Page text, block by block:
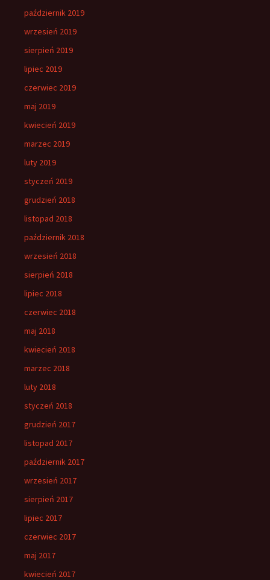
październik 2019
wrzesień 2019
sierpień 2019
lipiec 2019
czerwiec 2019
maj 2019
kwiecień 2019
marzec 2019
luty 2019
styczeń 2019
grudzień 2018
listopad 2018
październik 2018
wrzesień 2018
sierpień 2018
lipiec 2018
czerwiec 2018
maj 2018
kwiecień 2018
marzec 2018
luty 2018
styczeń 2018
grudzień 2017
listopad 2017
październik 2017
wrzesień 2017
sierpień 2017
lipiec 2017
czerwiec 2017
maj 2017
kwiecień 2017